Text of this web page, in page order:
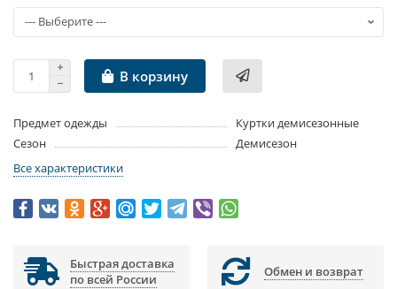
В корзину
Предмет одежды
Куртки демисезонные
Сезон
Демисезон
Все характеристики
Быстрая доставка
по всей России
Обмен и возврат